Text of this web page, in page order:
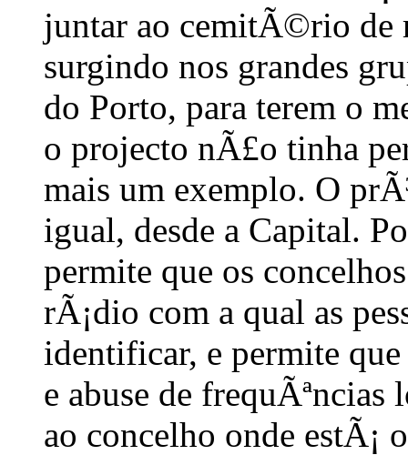
juntar ao cemitÃ©rio de
surgindo nos grandes
do Porto, para terem o
o projecto nÃ£o tinha
mais um exemplo. O
igual, desde a Capital.
permite que os
rÃ¡dio com a qual as
identificar, e permite
e abuse de frequÃªncias
ao concelho onde estÃ¡